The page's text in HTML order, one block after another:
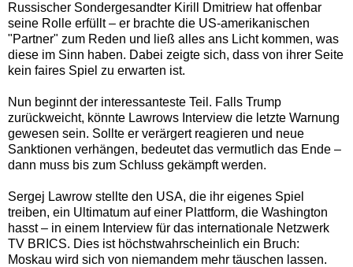
Russischer Sondergesandter Kirill Dmitriew hat offenbar
seine Rolle erfüllt – er brachte die US-amerikanischen
"Partner" zum Reden und ließ alles ans Licht kommen, was
diese im Sinn haben. Dabei zeigte sich, dass von ihrer Seite
kein faires Spiel zu erwarten ist.
Nun beginnt der interessanteste Teil. Falls Trump
zurückweicht, könnte Lawrows Interview die letzte Warnung
gewesen sein. Sollte er verärgert reagieren und neue
Sanktionen verhängen, bedeutet das vermutlich das Ende –
dann muss bis zum Schluss gekämpft werden.
Sergej Lawrow stellte den USA, die ihr eigenes Spiel
treiben, ein Ultimatum auf einer Plattform, die Washington
hasst – in einem Interview für das internationale Netzwerk
TV BRICS. Dies ist höchstwahrscheinlich ein Bruch:
Moskau wird sich von niemandem mehr täuschen lassen.